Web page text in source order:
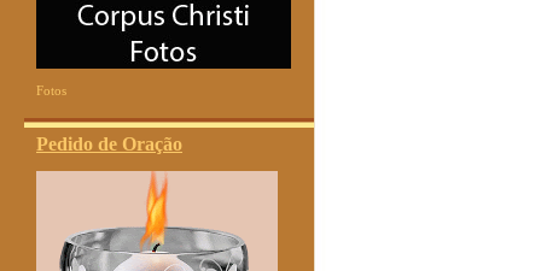
Fotos
Pedido de Oração